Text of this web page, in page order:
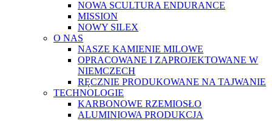
NOWA SCULTURA ENDURANCE
MISSION
NOWY SILEX
O NAS
NASZE KAMIENIE MILOWE
OPRACOWANE I ZAPROJEKTOWANE W
NIEMCZECH
RĘCZNIE PRODUKOWANE NA TAJWANIE
TECHNOLOGIE
KARBONOWE RZEMIOSŁO
ALUMINIOWA PRODUKCJA